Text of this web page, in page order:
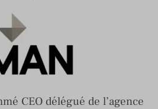
CEO délégué de l’agence